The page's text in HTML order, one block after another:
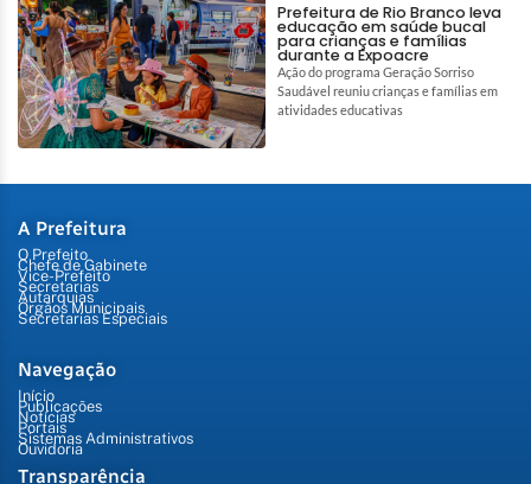
Prefeitura de Rio Branco leva
educação em saúde bucal
para crianças e famílias
durante a Expoacre
Ação do programa Geração Sorriso
Saudável reuniu crianças e famílias em
atividades educativas
A Prefeitura
O Prefeito
Chefe de Gabinete
Vice-Prefeito
Secretarias
Autarquias
Órgãos Municipais
Secretarias Especiais
Navegação
Início
Publicações
Notícias
Portais
Sistemas Administrativos
Ouvidoria
Transparência